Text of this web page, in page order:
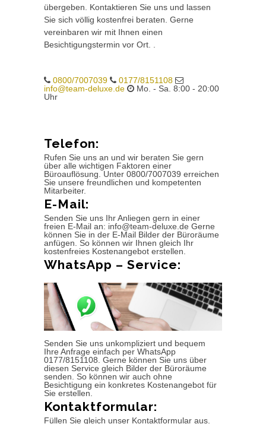
übergeben. Kontaktieren Sie uns und lassen
Sie sich völlig kostenfrei beraten. Gerne
vereinbaren wir mit Ihnen einen
Besichtigungstermin vor Ort. .
0800/7007039
0177/8151108
info@team-deluxe.de
Mo. - Sa. 8:00 - 20:00
Uhr
Telefon:
Rufen Sie uns an und wir beraten Sie gern
über alle wichtigen Faktoren einer
Büroauflösung. Unter 0800/7007039 erreichen
Sie unsere freundlichen und kompetenten
Mitarbeiter.
E-Mail:
Senden Sie uns Ihr Anliegen gern in einer
freien E-Mail an: info@team-deluxe.de Gerne
können Sie in der E-Mail Bilder der Büroräume
anfügen. So können wir Ihnen gleich Ihr
kostenfreies Kostenangebot erstellen.
WhatsApp – Service:
Senden Sie uns unkompliziert und bequem
Ihre Anfrage einfach per WhatsApp
0177/8151108. Gerne können Sie uns über
diesen Service gleich Bilder der Büroräume
senden. So können wir auch ohne
Besichtigung ein konkretes Kostenangebot für
Sie erstellen.
Kontaktformular:
Füllen Sie gleich unser Kontaktformular aus.